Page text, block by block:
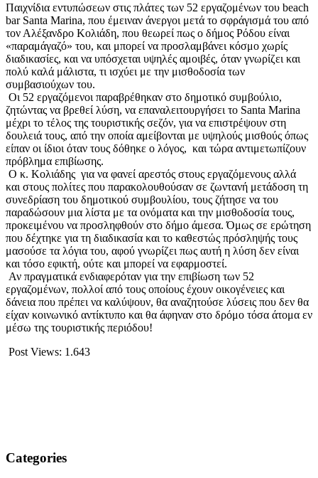
Παιχνίδια εντυπώσεων στις πλάτες των 52 εργαζομένων του beach
bar Santa Marina, που έμειναν άνεργοι μετά το σφράγισμά του από
τον Αλέξανδρο Κολιάδη, που θεωρεί πως ο δήμος Ρόδου είναι
«παραμάγαζό» του, και μπορεί να προσλαμβάνει κόσμο χωρίς
διαδικασίες, και να υπόσχεται υψηλές αμοιβές, όταν γνωρίζει και
πολύ καλά μάλιστα, τι ισχύει με την μισθοδοσία των
συμβασιούχων του.
Οι 52 εργαζόμενοι παραβρέθηκαν στο δημοτικό συμβούλιο,
ζητώντας να βρεθεί λύση, να επαναλειτουργήσει το Santa Marina
μέχρι το τέλος της τουριστικής σεζόν, για να επιστρέψουν στη
δουλειά τους, από την οποία αμείβονται με υψηλούς μισθούς όπως
είπαν οι ίδιοι όταν τους δόθηκε ο λόγος, και τώρα αντιμετωπίζουν
πρόβλημα επιβίωσης.
Ο κ. Κολιάδης για να φανεί αρεστός στους εργαζόμενους αλλά
και στους πολίτες που παρακολουθούσαν σε ζωντανή μετάδοση τη
συνεδρίαση του δημοτικού συμβουλίου, τους ζήτησε να του
παραδώσουν μια λίστα με τα ονόματα και την μισθοδοσία τους,
προκειμένου να προσληφθούν στο δήμο άμεσα. Όμως σε ερώτηση
που δέχτηκε για τη διαδικασία και το καθεστώς πρόσληψής τους
μασούσε τα λόγια του, αφού γνωρίζει πως αυτή η λύση δεν είναι
και τόσο εφικτή, ούτε και μπορεί να εφαρμοστεί.
Αν πραγματικά ενδιαφερόταν για την επιβίωση των 52
εργαζομένων, πολλοί από τους οποίους έχουν οικογένειες και
δάνεια που πρέπει να καλύψουν, θα αναζητούσε λύσεις που δεν θα
είχαν κοινωνικό αντίκτυπο και θα άφηναν στο δρόμο τόσα άτομα εν
μέσω της τουριστικής περιόδου!
Post Views: 1.643
Categories